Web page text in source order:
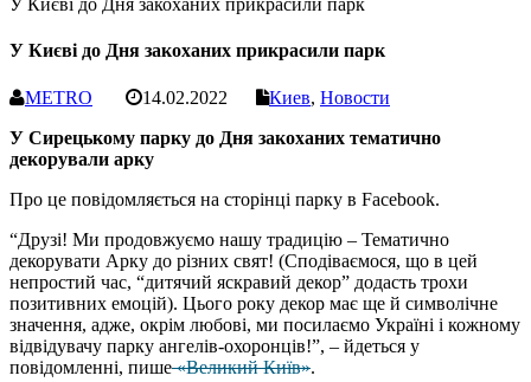
У Києві до Дня закоханих прикрасили парк
У Києві до Дня закоханих прикрасили парк
METRO 14.02.2022 Киев, Новости
У Сирецькому парку до Дня закоханих тематично
декорували арку
Про це повідомляється на сторінці парку в Facebook.
“Друзі! Ми продовжуємо нашу традицію – Тематично
декорувати Арку до різних свят! (Сподіваємося, що в цей
непростий час, “дитячий яскравий декор” додасть трохи
позитивних емоцій). Цього року декор має ще й символічне
значення, адже, окрім любові, ми посилаємо Україні і кожному
відвідувачу парку ангелів-охоронців!”, – йдеться у
повідомленні, пише«Великий Київ».